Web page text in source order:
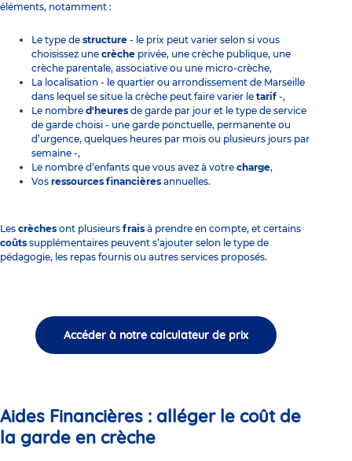
éléments, notamment :
Le type de structure - le prix peut varier selon si vous
choisissez une crèche privée, une crèche publique, une
crèche parentale, associative ou une micro-crèche,
La localisation - le quartier ou arrondissement de Marseille
dans lequel se situe la crèche peut faire varier le tarif -,
Le nombre d'heures de garde par jour et le type de service
de garde choisi - une garde ponctuelle, permanente ou
d’urgence, quelques heures par mois ou plusieurs jours par
semaine -,
Le nombre d’enfants que vous avez à votre charge,
Vos ressources financières annuelles.
Les crèches ont plusieurs frais à prendre en compte, et certains
coûts supplémentaires peuvent s’ajouter selon le type de
pédagogie, les repas fournis ou autres services proposés.
Accéder à notre calculateur de prix
Aides Financières : alléger le coût de
la garde en crèche